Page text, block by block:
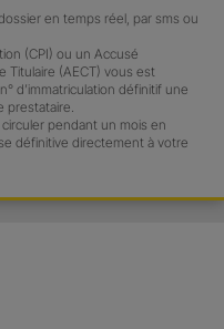
en temps réel, par sms ou
(CPI) ou un Accusé
Titulaire (AECT) vous est
d’immatriculation définitif une
prestataire.
pendant un mois en
définitive directement à votre